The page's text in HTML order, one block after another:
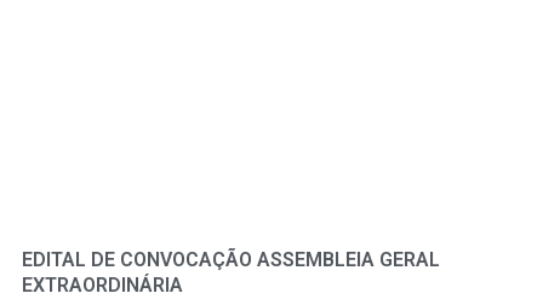
EDITAL DE CONVOCAÇÃO ASSEMBLEIA GERAL
EXTRAORDINÁRIA